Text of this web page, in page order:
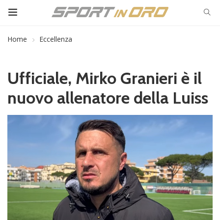
Home Eccellenza
Ufficiale, Mirko Granieri è il
nuovo allenatore della Luiss